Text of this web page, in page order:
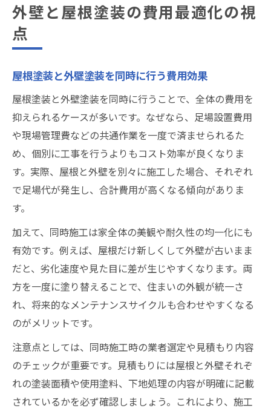
外壁と屋根塗装の費用最適化の視
点
屋根塗装と外壁塗装を同時に行う費用効果
屋根塗装と外壁塗装を同時に行うことで、全体の費用を
抑えられるケースが多いです。なぜなら、足場設置費用
や現場管理費などの共通作業を一度で済ませられるた
め、個別に工事を行うよりもコスト効率が良くなりま
す。実際、屋根と外壁を別々に施工した場合、それぞれ
で足場代が発生し、合計費用が高くなる傾向がありま
す。
加えて、同時施工は家全体の美観や耐久性の均一化にも
有効です。例えば、屋根だけ新しくして外壁が古いまま
だと、劣化速度や見た目に差が生じやすくなります。両
方を一度に塗り替えることで、住まいの外観が統一さ
れ、将来的なメンテナンスサイクルも合わせやすくなる
のがメリットです。
注意点としては、同時施工時の業者選定や見積もり内容
のチェックが重要です。見積もりには屋根と外壁それぞ
れの塗装面積や使用塗料、下地処理の内容が明確に記載
されているかを必ず確認しましょう。これにより、施工